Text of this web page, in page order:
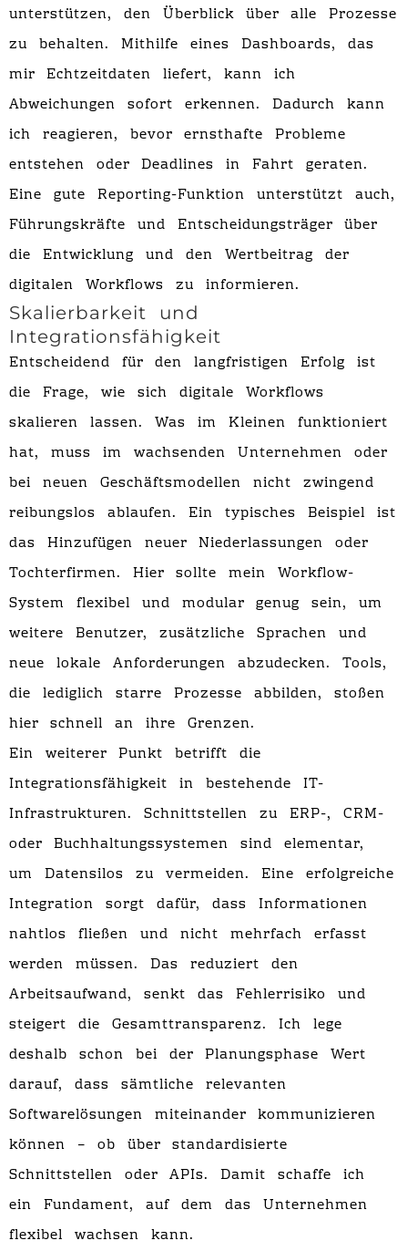
unterstützen, den Überblick über alle Prozesse
zu behalten. Mithilfe eines Dashboards, das
mir Echtzeitdaten liefert, kann ich
Abweichungen sofort erkennen. Dadurch kann
ich reagieren, bevor ernsthafte Probleme
entstehen oder Deadlines in Fahrt geraten.
Eine gute Reporting-Funktion unterstützt auch,
Führungskräfte und Entscheidungsträger über
die Entwicklung und den Wertbeitrag der
digitalen Workflows zu informieren.
Skalierbarkeit und
Integrationsfähigkeit
Entscheidend für den langfristigen Erfolg ist
die Frage, wie sich digitale Workflows
skalieren lassen. Was im Kleinen funktioniert
hat, muss im wachsenden Unternehmen oder
bei neuen Geschäftsmodellen nicht zwingend
reibungslos ablaufen. Ein typisches Beispiel ist
das Hinzufügen neuer Niederlassungen oder
Tochterfirmen. Hier sollte mein Workflow-
System flexibel und modular genug sein, um
weitere Benutzer, zusätzliche Sprachen und
neue lokale Anforderungen abzudecken. Tools,
die lediglich starre Prozesse abbilden, stoßen
hier schnell an ihre Grenzen.
Ein weiterer Punkt betrifft die
Integrationsfähigkeit in bestehende IT-
Infrastrukturen. Schnittstellen zu ERP-, CRM-
oder Buchhaltungssystemen sind elementar,
um Datensilos zu vermeiden. Eine erfolgreiche
Integration sorgt dafür, dass Informationen
nahtlos fließen und nicht mehrfach erfasst
werden müssen. Das reduziert den
Arbeitsaufwand, senkt das Fehlerrisiko und
steigert die Gesamttransparenz. Ich lege
deshalb schon bei der Planungsphase Wert
darauf, dass sämtliche relevanten
Softwarelösungen miteinander kommunizieren
können – ob über standardisierte
Schnittstellen oder APIs. Damit schaffe ich
ein Fundament, auf dem das Unternehmen
flexibel wachsen kann.